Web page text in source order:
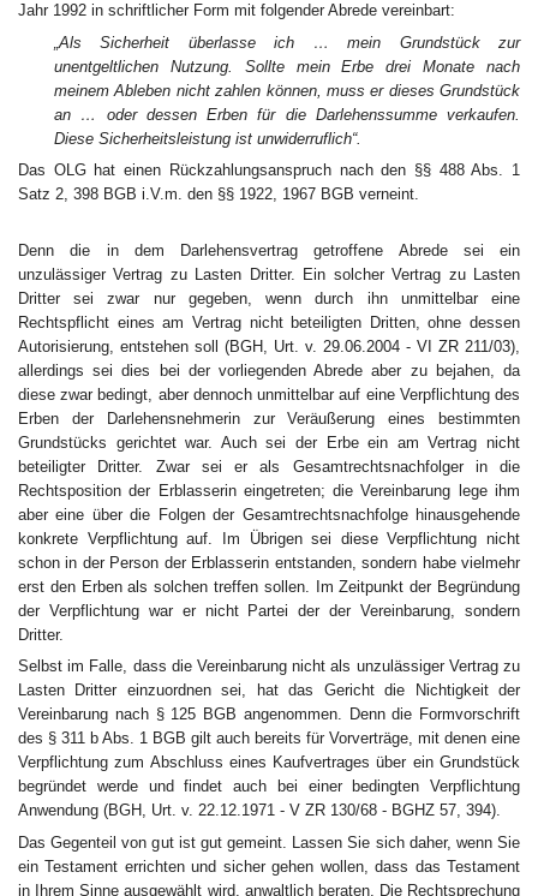
Jahr 1992 in schriftlicher Form mit folgender Abrede vereinbart:
„Als Sicherheit überlasse ich … mein Grundstück zur
unentgeltlichen Nutzung. Sollte mein Erbe drei Monate nach
meinem Ableben nicht zahlen können, muss er dieses Grundstück
an … oder dessen Erben für die Darlehenssumme verkaufen.
Diese Sicherheitsleistung ist unwiderruflich“.
Das OLG hat einen Rückzahlungsanspruch nach den §§ 488 Abs. 1
Satz 2, 398 BGB i.V.m. den §§ 1922, 1967 BGB verneint.
Denn die in dem Darlehensvertrag getroffene Abrede sei ein
unzulässiger Vertrag zu Lasten Dritter. Ein solcher Vertrag zu Lasten
Dritter sei zwar nur gegeben, wenn durch ihn unmittelbar eine
Rechtspflicht eines am Vertrag nicht beteiligten Dritten, ohne dessen
Autorisierung, entstehen soll (BGH, Urt. v. 29.06.2004 - VI ZR 211/03),
allerdings sei dies bei der vorliegenden Abrede aber zu bejahen, da
diese zwar bedingt, aber dennoch unmittelbar auf eine Verpflichtung des
Erben der Darlehensnehmerin zur Veräußerung eines bestimmten
Grundstücks gerichtet war. Auch sei der Erbe ein am Vertrag nicht
beteiligter Dritter. Zwar sei er als Gesamtrechtsnachfolger in die
Rechtsposition der Erblasserin eingetreten; die Vereinbarung lege ihm
aber eine über die Folgen der Gesamtrechtsnachfolge hinausgehende
konkrete Verpflichtung auf. Im Übrigen sei diese Verpflichtung nicht
schon in der Person der Erblasserin entstanden, sondern habe vielmehr
erst den Erben als solchen treffen sollen. Im Zeitpunkt der Begründung
der Verpflichtung war er nicht Partei der der Vereinbarung, sondern
Dritter.
Selbst im Falle, dass die Vereinbarung nicht als unzulässiger Vertrag zu
Lasten Dritter einzuordnen sei, hat das Gericht die Nichtigkeit der
Vereinbarung nach § 125 BGB angenommen. Denn die Formvorschrift
des § 311 b Abs. 1 BGB gilt auch bereits für Vorverträge, mit denen eine
Verpflichtung zum Abschluss eines Kaufvertrages über ein Grundstück
begründet werde und findet auch bei einer bedingten Verpflichtung
Anwendung (BGH, Urt. v. 22.12.1971 - V ZR 130/68 - BGHZ 57, 394).
Das Gegenteil von gut ist gut gemeint. Lassen Sie sich daher, wenn Sie
ein Testament errichten und sicher gehen wollen, dass das Testament
in Ihrem Sinne ausgewählt wird, anwaltlich beraten. Die Rechtsprechung